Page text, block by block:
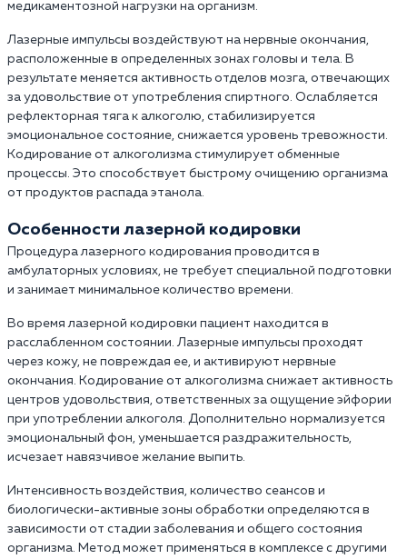
медикаментозной нагрузки на организм.
Лазерные импульсы воздействуют на нервные окончания,
расположенные в определенных зонах головы и тела. В
результате меняется активность отделов мозга, отвечающих
за удовольствие от употребления спиртного. Ослабляется
рефлекторная тяга к алкоголю, стабилизируется
эмоциональное состояние, снижается уровень тревожности.
Кодирование от алкоголизма стимулирует обменные
процессы. Это способствует быстрому очищению организма
от продуктов распада этанола.
Особенности лазерной кодировки
Процедура лазерного кодирования проводится в
амбулаторных условиях, не требует специальной подготовки
и занимает минимальное количество времени.
Во время лазерной кодировки пациент находится в
расслабленном состоянии. Лазерные импульсы проходят
через кожу, не повреждая ее, и активируют нервные
окончания. Кодирование от алкоголизма снижает активность
центров удовольствия, ответственных за ощущение эйфории
при употреблении алкоголя. Дополнительно нормализуется
эмоциональный фон, уменьшается раздражительность,
исчезает навязчивое желание выпить.
Интенсивность воздействия, количество сеансов и
биологически-активные зоны обработки определяются в
зависимости от стадии заболевания и общего состояния
организма. Метод может применяться в комплексе с другими